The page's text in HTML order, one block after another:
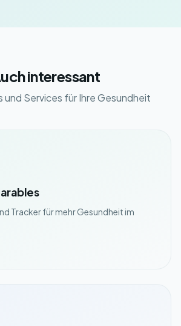
interessant
und Services für Ihre Gesundheit
Tracker für mehr Gesundheit im